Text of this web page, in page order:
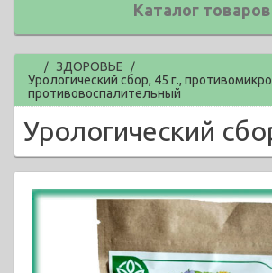
Каталог товаров
Главная
/ ЗДОРОВЬЕ /
Урологический сбор, 45 г.,
противовоспалительный
Урологический